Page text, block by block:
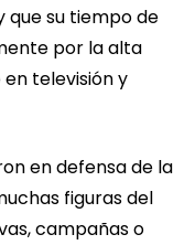
que su tiempo de
por la alta
televisión y
en defensa de la
figuras del
campañas o